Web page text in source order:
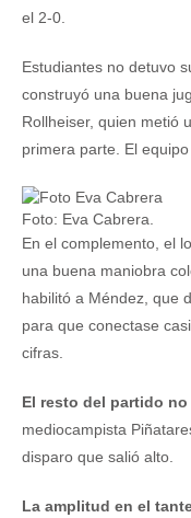
el 2-0.
Estudiantes no detuvo
construyó una buena
Rollheiser, quien metió
primera parte. El
Foto: Eva Cabrera.
En el complemento, el
una buena maniobra
habilitó a Méndez, que
para que conectase
cifras.
El resto del partido
mediocampista
disparo que salió alto.
La amplitud en el